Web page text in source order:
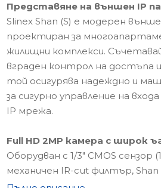
Представяне на външен IP
Slinex Shan (S) е модерен
проектиран за
жилищни комплекси.
вграден контрол на достъпа
той осигурява надеждно и
за сигурно управление на
IP мрежа.
Full HD 2MP камера с широк
Оборудван с 1/3" CMOS сензор
механичен IR-cut филтър, Shan
детайлно видео при различни